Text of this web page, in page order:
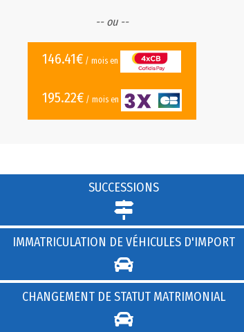
-- ou --
146.41€ / mois en
195.22€/ mois en
SUCCESSIONS
IMMATRICULATION DE VÉHICULES D'IMPORT
CHANGEMENT DE STATUT MATRIMONIAL